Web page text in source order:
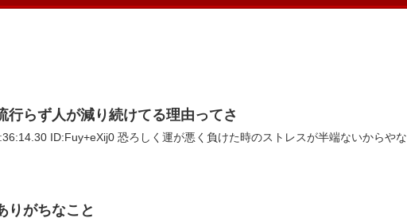
行らず人が減り続けてる理由ってさ
ID:Fuy+eXij0 恐ろしく運が悪く負けた時のストレスが半端ないからやな
りがちなこと